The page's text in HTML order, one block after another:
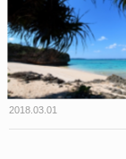
2018.03.01